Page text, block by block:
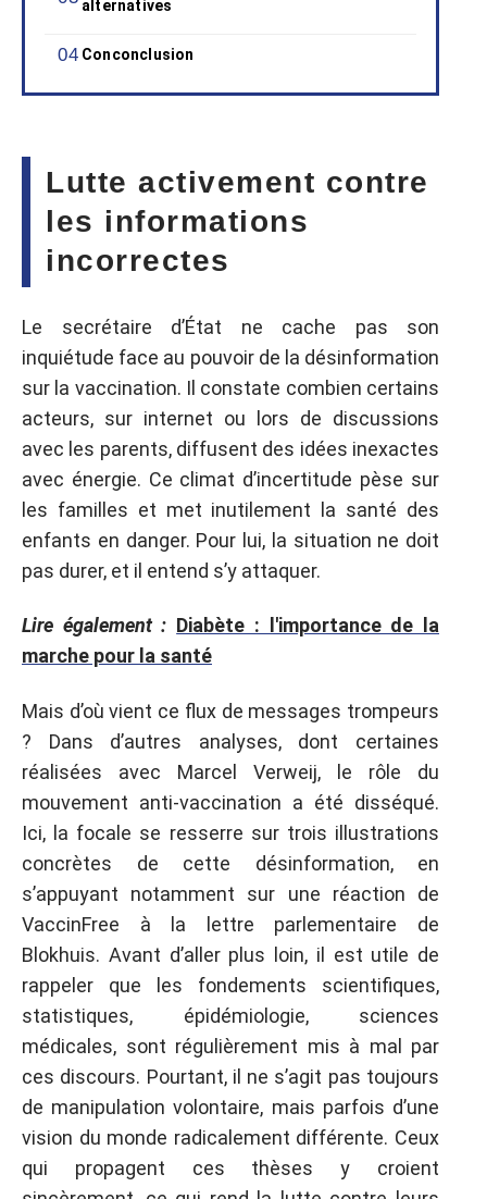
alternatives
Conconclusion
Lutte activement contre
les informations
incorrectes
Le secrétaire d’État ne cache pas son
inquiétude face au pouvoir de la désinformation
sur la vaccination. Il constate combien certains
acteurs, sur internet ou lors de discussions
avec les parents, diffusent des idées inexactes
avec énergie. Ce climat d’incertitude pèse sur
les familles et met inutilement la santé des
enfants en danger. Pour lui, la situation ne doit
pas durer, et il entend s’y attaquer.
Lire également : Diabète : l'importance de la
marche pour la santé
Mais d’où vient ce flux de messages trompeurs
? Dans d’autres analyses, dont certaines
réalisées avec Marcel Verweij, le rôle du
mouvement anti-vaccination a été disséqué.
Ici, la focale se resserre sur trois illustrations
concrètes de cette désinformation, en
s’appuyant notamment sur une réaction de
VaccinFree à la lettre parlementaire de
Blokhuis. Avant d’aller plus loin, il est utile de
rappeler que les fondements scientifiques,
statistiques, épidémiologie, sciences
médicales, sont régulièrement mis à mal par
ces discours. Pourtant, il ne s’agit pas toujours
de manipulation volontaire, mais parfois d’une
vision du monde radicalement différente. Ceux
qui propagent ces thèses y croient